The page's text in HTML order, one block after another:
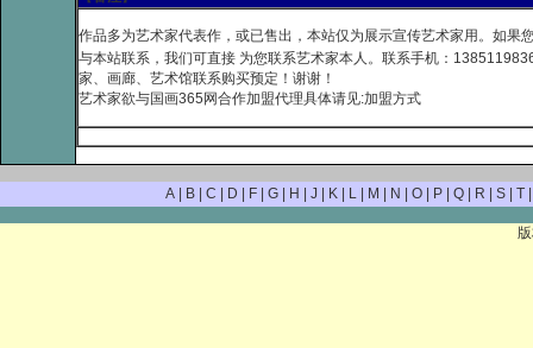
作品多为艺术家代表作，或已售出，本站仅为展示宣传艺术家用。如果
与本站联系，我们可直接 为您联系艺术家本人。联系手机：
家、画廊、艺术馆联系购买预定！谢谢！
艺术家欲与国画365网合作加盟代理具体请见:加盟方式
A| B| C D F| G| H J K| L| M N O| P| Q| R S| T